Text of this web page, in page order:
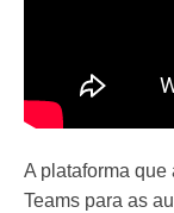
A plataforma
Teams para as